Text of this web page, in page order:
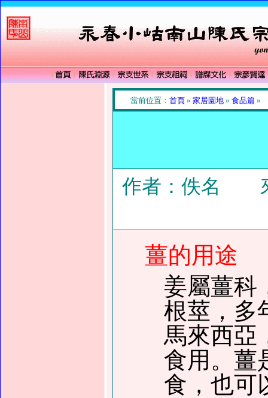
當前位置：首頁 » 家居園地 » 食品篇 »
作者：佚名
薑的用途
姜屬薑科
根莖，多
馬來西亞
食用。薑
食，也可